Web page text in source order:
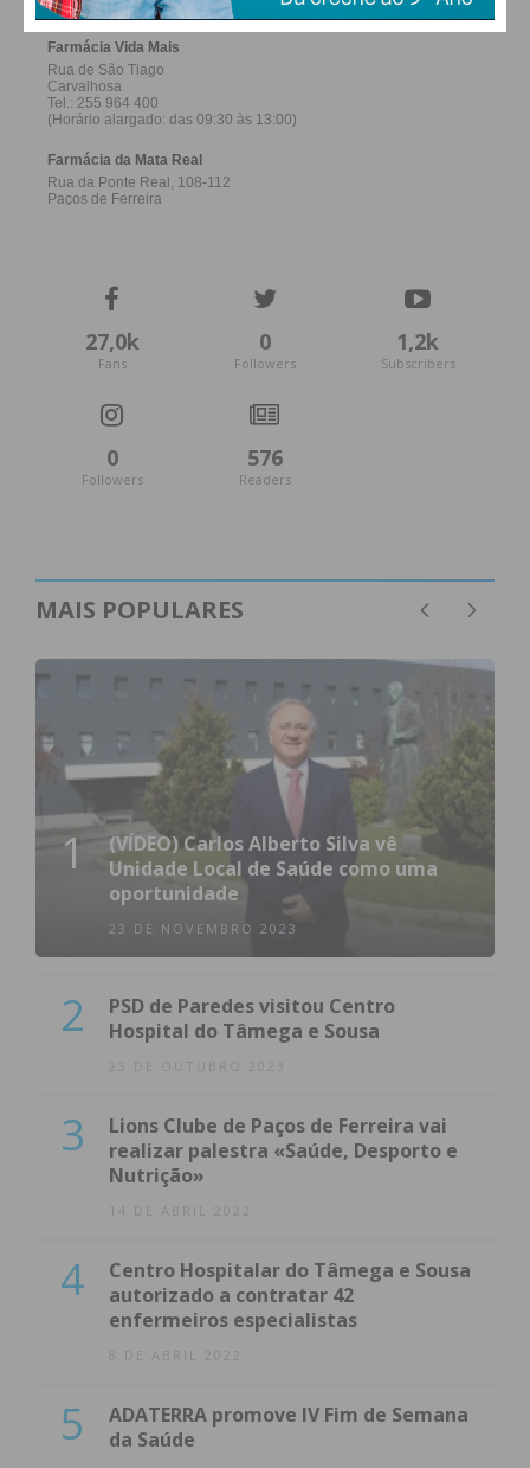
27,0k
Fans
0
Followers
1,2k
Subscribers
0
Followers
576
Readers
MAIS POPULARES
1
(VÍDEO) Carlos Alberto Silva vê
Unidade Local de Saúde como uma
oportunidade
23 DE NOVEMBRO 2023
2
PSD de Paredes visitou Centro
Hospital do Tâmega e Sousa
23 DE OUTUBRO 2023
3
Lions Clube de Paços de Ferreira vai
realizar palestra «Saúde, Desporto e
Nutrição»
14 DE ABRIL 2022
4
Centro Hospitalar do Tâmega e Sousa
autorizado a contratar 42
enfermeiros especialistas
8 DE ABRIL 2022
5
ADATERRA promove IV Fim de Semana
da Saúde